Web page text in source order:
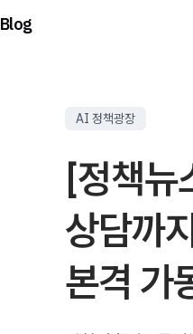
Blog
AI 정책광장
[정책뉴
상담까
본격 가